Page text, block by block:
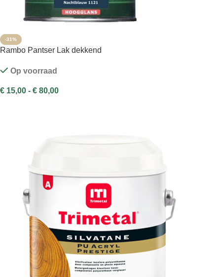
-31%
Rambo Pantser Lak dekkend
Op voorraad
€ 15,00 - € 80,00